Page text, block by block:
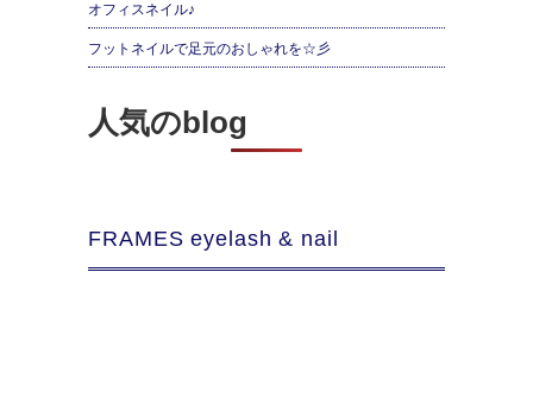
オフィスネイル♪
フットネイルで足元のおしゃれを☆彡
人気のblog
FRAMES eyelash & nail